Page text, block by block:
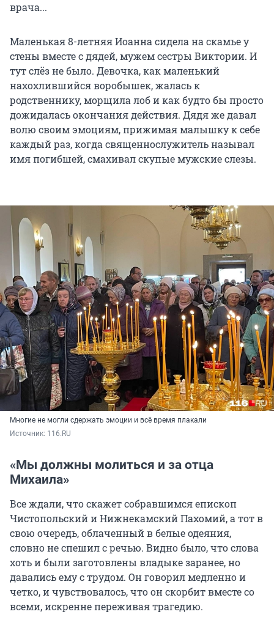
врача...
Маленькая 8-летняя Иоанна сидела на скамье у
стены вместе с дядей, мужем сестры Виктории. И
тут слёз не было. Девочка, как маленький
нахохлившийся воробышек, жалась к
родственнику, морщила лоб и как будто бы просто
дожидалась окончания действия. Дядя же давал
волю своим эмоциям, прижимая малышку к себе
каждый раз, когда священнослужитель называл
имя погибшей, смахивал скупые мужские слезы.
Многие не могли сдержать эмоции и всё время плакали
Источник: 116.RU
«Мы должны молиться и за отца
Михаила»
Все ждали, что скажет собравшимся епископ
Чистопольский и Нижнекамский Пахомий, а тот в
свою очередь, облаченный в белые одеяния,
словно не спешил с речью. Видно было, что слова
хоть и были заготовлены владыке заранее, но
давались ему с трудом. Он говорил медленно и
четко, и чувствовалось, что он скорбит вместе со
всеми, искренне переживая трагедию.